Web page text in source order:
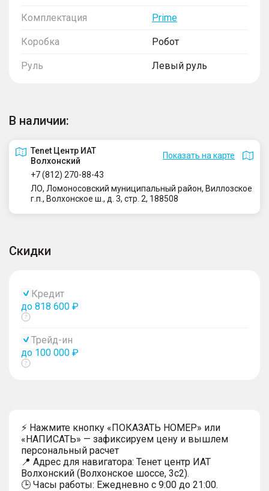
Комплектация Prime
Коробка Робот
Руль Левый руль
В наличии:
Tenet Центр ИАТ
Волхонский
Показать на карте
+7 (812) 270-88-43
ЛО, Ломоносовский муниципальный район, Виллозское
г.п., Волхонское ш., д. 3, стр. 2, 188508
Скидки
Кредит
до 818 600 ₽
Показать
Трейд-ин
до 100 000 ₽
Показать
⚡ Нажмите кнопку «ПОКАЗАТЬ НОМЕР» или
«НАПИСАТЬ» — зафиксируем цену и вышлем
персональный расчет
📍 Адрес для навигатора: Тенет центр ИАТ
Волхонский (Волхонское шоссе, 3с2).
🕒 Часы работы: Ежедневно с 9:00 до 21:00.